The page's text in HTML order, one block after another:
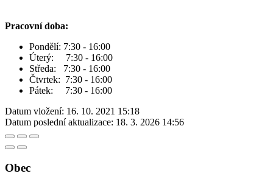
Pracovní doba:
Pondělí: 7:30 - 16:00
Úterý: 7:30 - 16:00
Středa: 7:30 - 16:00
Čtvrtek: 7:30 - 16:00
Pátek: 7:30 - 16:00
Datum vložení: 16. 10. 2021 15:18
Datum poslední aktualizace: 18. 3. 2026 14:56
Obec